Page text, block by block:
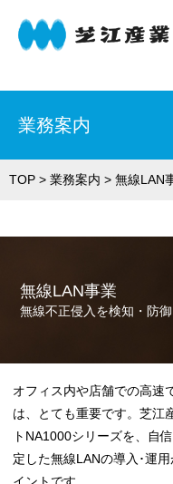
自動販売機
会社案内
プライバシーポリシ
業務案内
TOP > 業務案内 > 無線LAN
無線LAN事業
無線不正侵入を検知・防御
オフィス内や店舗での高速
は、とても重要です。芝江
トNA1000シリーズを、自
定した無線LANの導入･運